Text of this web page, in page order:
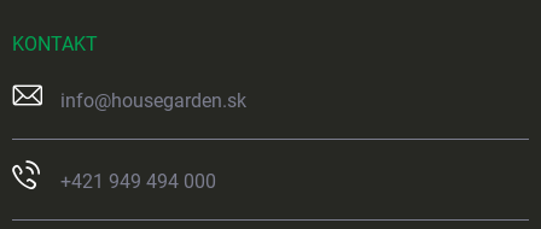
KONTAKT
info@housegarden.sk
+421 949 494 000